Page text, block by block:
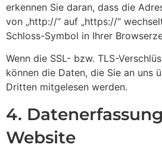
erkennen Sie daran, dass die
von „http://“ auf „https://“
Schloss-Symbol in Ihrer
Wenn die SSL- bzw. TLS-
können die Daten, die Sie an uns
Dritten mitgelesen werden.
4.
Website